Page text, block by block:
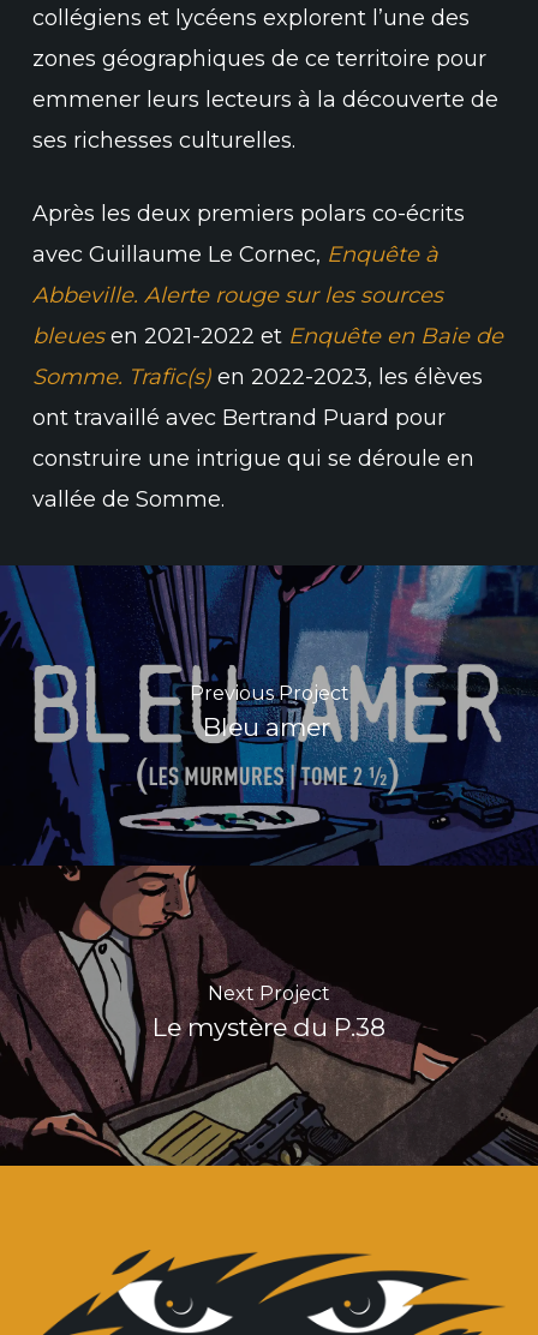
collégiens et lycéens explorent l’une des
zones géographiques de ce territoire pour
emmener leurs lecteurs à la découverte de
ses richesses culturelles.
Après les deux premiers polars co-écrits
avec Guillaume Le Cornec, Enquête à
Abbeville. Alerte rouge sur les sources
bleuesen 2021-2022 et Enquête en Baie de
Somme. Trafic(s) en 2022-2023, les élèves
ont travaillé avec Bertrand Puard pour
construire une intrigue qui se déroule en
vallée de Somme.
Previous Project
Bleu amer
Next Project
Le mystère du P.38